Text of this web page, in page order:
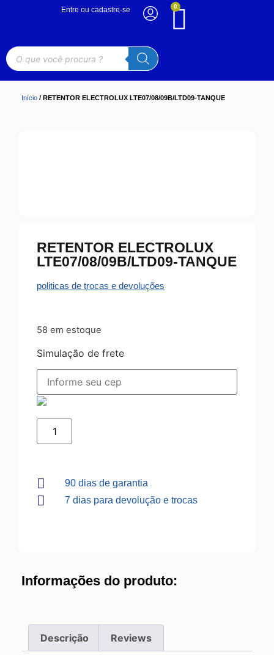
0
Entre ou cadastre-se
Início / RETENTOR ELECTROLUX LTE07/08/09B/LTD09-TANQUE
RETENTOR ELECTROLUX
LTE07/08/09B/LTD09-TANQUE
politicas de trocas e devoluções
58 em estoque
Simulação de frete
90 dias de garantia
7 dias para devolução e trocas
Informações do produto:
Descrição Reviews